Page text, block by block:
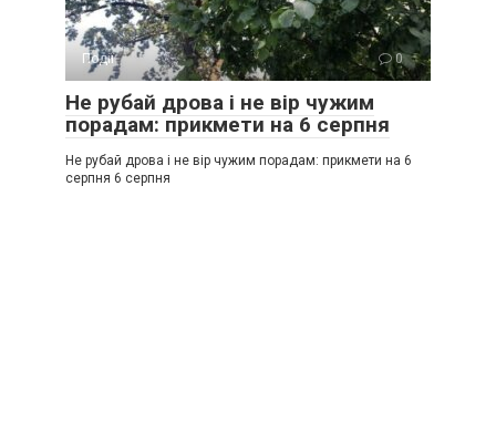
Події 0
Не рубай дрова і не вір чужим
порадам: прикмети на 6 серпня
Не рубай дрова і не вір чужим порадам: прикмети на 6
серпня 6 серпня